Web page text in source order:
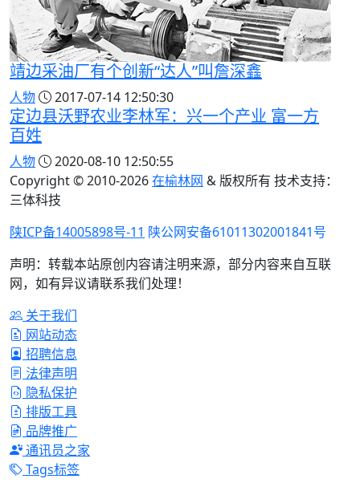
靖边采油厂有个创新“达人”叫詹深鑫
人物 2017-07-14 12:50:30
定边县沃野农业李林军：兴一个产业 富一方
百姓
人物
2020-08-10 12:50:55
Copyright © 2010-2026在榆林网 & 版权所有 技术支持：
三体科技
陕ICP备14005898号-11 陕公网安备61011302001841号
声明：转载本站原创内容请注明来源，部分内容来自互联
网，如有异议请联系我们处理！
关于我们
网站动态
招聘信息
法律声明
隐私保护
排版工具
品牌推广
通讯员之家
Tags标签